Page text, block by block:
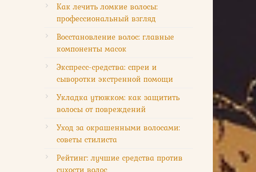
Как лечить ломкие волосы:
профессиональный взгляд
Восстановление волос: главные
компоненты масок
Экспресс-средства: спреи и
сыворотки экстренной помощи
Укладка утюжком: как защитить
волосы от повреждений
Уход за окрашенными волосами:
советы стилиста
Рейтинг: лучшие средства против
сухости волос